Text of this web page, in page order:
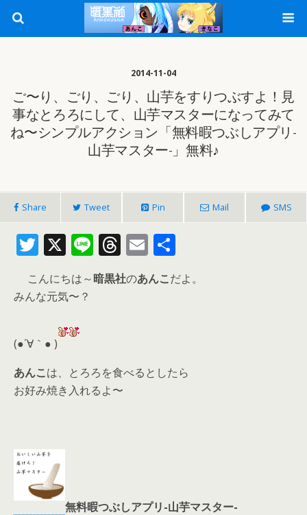
2014-11-04
ご〜り、ごり、ごり、山芋をすりつぶすよ！見
事なとろろにして、山芋マスターになってみて
ね〜シンプルアクション「無料暇つぶしアプリ-
山芋マスター-」無料♪
Share Tweet Pin Mail SMS
T
w
itt
er
X Li
n
e
T
h
re
E
m
ai
有
こんにちは～暗黒社のあんこだよ。
みんな元気〜？
(●´∀｀● )
あんこは、とろろを食べるとしたら
お好み焼き入れるよ〜
無料暇つぶしアプリ-山芋マスター-